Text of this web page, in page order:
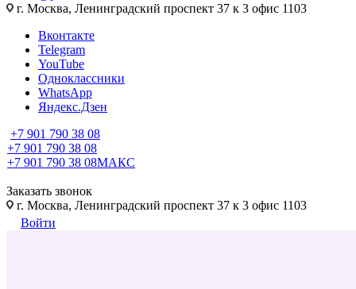
г. Москва, Ленинградский проспект 37 к 3 офис 1103
Вконтакте
Telegram
YouTube
Одноклассники
WhatsApp
Яндекс.Дзен
+7 901 790 38 08
+7 901 790 38 08
+7 901 790 38 08МАКС
Заказать звонок
г. Москва, Ленинградский проспект 37 к 3 офис 1103
Войти